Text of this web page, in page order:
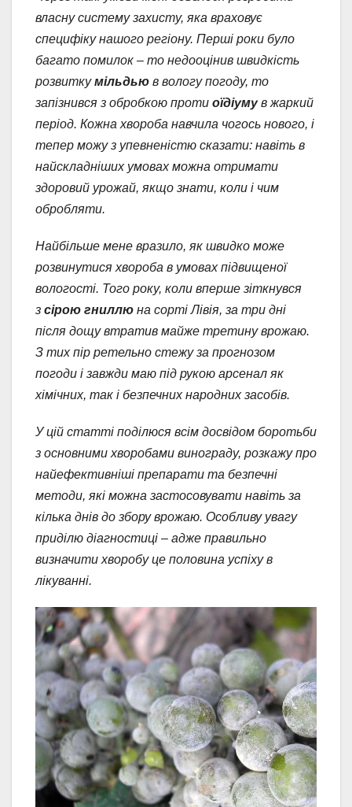
власну систему захисту, яка враховує
специфіку нашого регіону. Перші роки було
багато помилок – то недооцінив швидкість
розвиткумільдью в вологу погоду, то
запізнився з обробкою проти оїдіумув жаркий
період. Кожна хвороба навчила чогось нового, і
тепер можу з упевненістю сказати: навіть в
найскладніших умовах можна отримати
здоровий урожай, якщо знати, коли і чим
обробляти.
Найбільше мене вразило, як швидко може
розвинутися хвороба в умовах підвищеної
вологості. Того року, коли вперше зіткнувся
з сірою гниллю на сорті Лівія, за три дні
після дощу втратив майже третину врожаю.
З тих пір ретельно стежу за прогнозом
погоди і завжди маю під рукою арсенал як
хімічних, так і безпечних народних засобів.
У цій статті поділюся всім досвідом боротьби
з основними хворобами винограду, розкажу про
найефективніші препарати та безпечні
методи, які можна застосовувати навіть за
кілька днів до збору врожаю. Особливу увагу
приділю діагностиці – адже правильно
визначити хворобу це половина успіху в
лікуванні.